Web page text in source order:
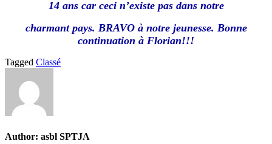
14 ans car ceci n’existe pas dans notre
charmant pays. BRAVO à notre jeunesse. Bonne
continuation à Florian!!!
Tagged Classé
Author: asbl SPTJA